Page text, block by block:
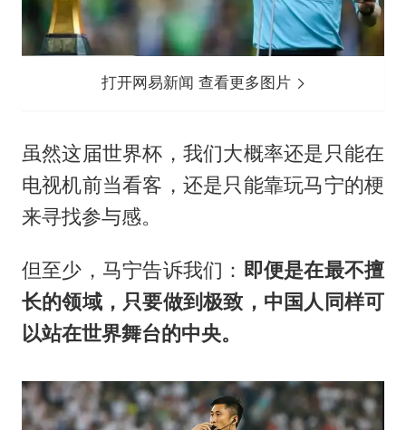
打开网易新闻 查看更多图片
虽然这届世界杯，我们大概率还是只能在
电视机前当看客，还是只能靠玩马宁的梗
来寻找参与感。
但至少，马宁告诉我们： 即便是在最不擅
长的领域，只要做到极致，中国人同样可
以站在世界舞台的中央。